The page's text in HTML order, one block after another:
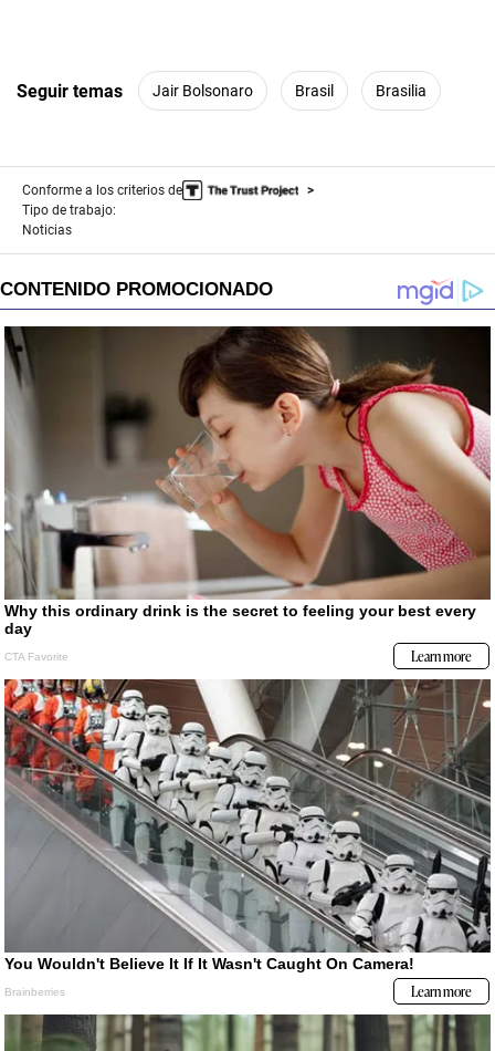
Seguir temas Jair Bolsonaro Brasil Brasilia
Conforme a los criterios de
Tipo de trabajo:
Noticias